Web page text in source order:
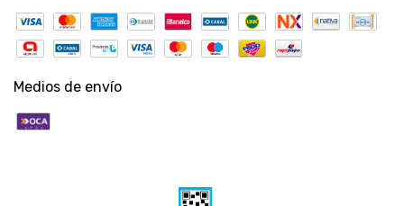
Medios de envío